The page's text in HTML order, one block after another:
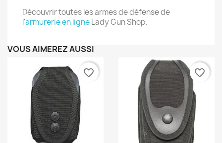
Découvrir toutes les armes de défense de
l'armurerie en ligneLady Gun Shop.
VOUS AIMEREZ AUSSI
favorite_border favorite_border